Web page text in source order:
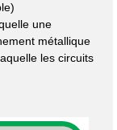
une
métallique
les circuits